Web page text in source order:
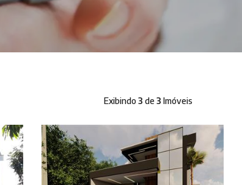
Exibindo 3 de3 Imóveis